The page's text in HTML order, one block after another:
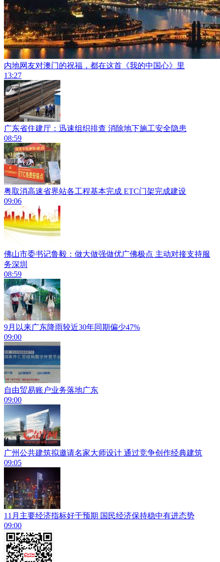
内地网友对澳门的祝福，都在这首《我的中国心》里
13:27
广东省住建厅：迅速组织排查 消除地下施工安全隐患
08:59
粤取消高速省界站各工程基本完成 ETC门架完成建设
09:06
佛山市委书记鲁毅：做大做强做优广佛极点 主动对接支持服
务深圳
08:59
9月以来广东降雨较近30年同期偏少47%
09:00
自由贸易账户业务落地广东
09:00
广州公共建筑拟邀请名家大师设计 通过竞争创作经典建筑
09:05
11月主要经济指标好于预期 国民经济保持稳中有进态势
09:00